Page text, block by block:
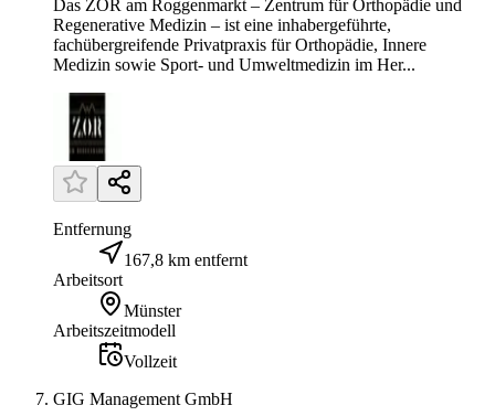
Das ZOR am Roggenmarkt – Zentrum für Orthopädie und
Regenerative Medizin – ist eine inhabergeführte,
fachübergreifende Privatpraxis für Orthopädie, Innere
Medizin sowie Sport- und Umweltmedizin im Her...
Entfernung
167,8 km entfernt
Arbeitsort
Münster
Arbeitszeitmodell
Vollzeit
GIG Management GmbH